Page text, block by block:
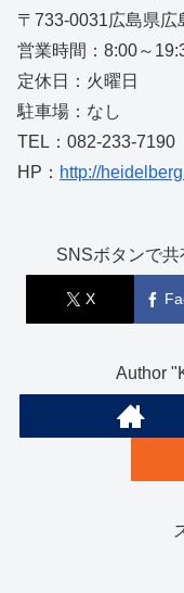
〒733-0031広島県広
営業時間：8:00～
定休日：火曜日
駐車場：なし
TEL：082-233-7190
HP： http://
SNSボタンで共
X
Author